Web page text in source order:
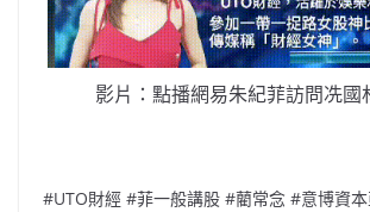
影片：點播網易朱紀菲訪問冼國
#UTO財經 #菲一般講股 #藺常念 #意博資